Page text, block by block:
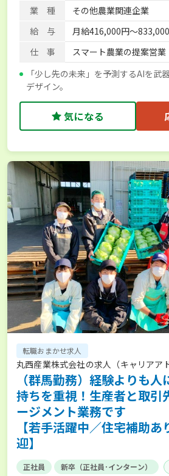
業 種
その他農業関連企業
給 与
月給416,000円～
仕 事
スマート農業の提案営業
「少し先の未来」を予測するAIを武
デザイン。
気になる
転職おまかせ求人
丸西産業株式会社の求人（キャリアア
（群馬勤務）経験よりも
持ちを重視！生産者と取引
ージメント業務です
【若手活躍中／住宅補助
迎】
正社員 新卒（正社員･インターン）